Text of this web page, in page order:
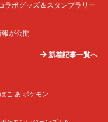
ラボグッズ＆スタンプラリー
報が公開
新着記事一覧へ
ぽこ あ ポケモン